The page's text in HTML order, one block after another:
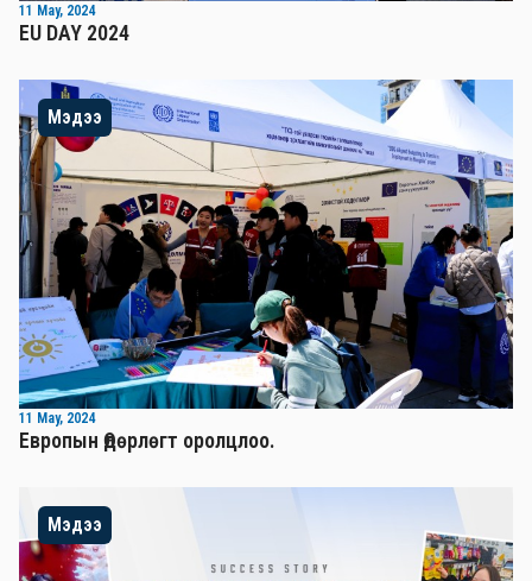
11 May, 2024
EU DAY 2024
Мэдээ
11 May, 2024
Европын Өдөрлөгт оролцлоо.
Мэдээ